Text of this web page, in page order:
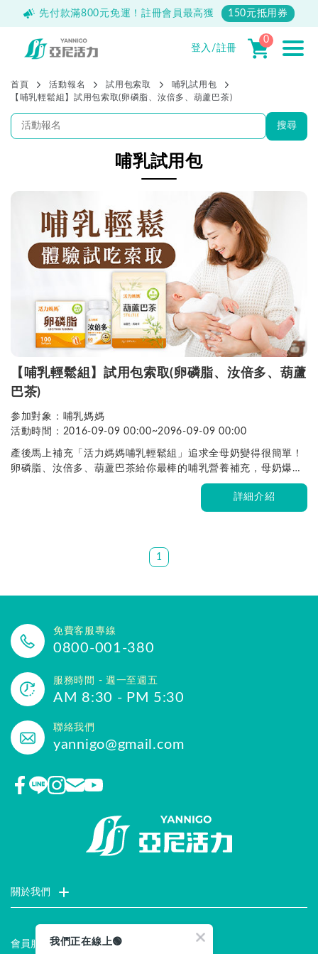
先付款滿800元免運！註冊會員最高獲 150元抵用券
登入/註冊
0
首頁 活動報名 試用包索取
哺乳試用包
【哺乳輕鬆組】試用包索取(卵磷脂、汝倍多、葫蘆巴茶)
搜尋
哺乳試用包
【哺乳輕鬆組】試用包索取(卵磷脂、汝倍多、葫蘆
巴茶)
参加對象：哺乳媽媽
活動時間：2016-09-09 00:00~2096-09-09 00:00
產後馬上補充「活力媽媽哺乳輕鬆組」追求全母奶變得很簡單！
卵磷脂、汝倍多、葫蘆巴茶給你最棒的哺乳營養補充，母奶爆庫
詳細介紹
1
免費客服專線
0800-001-380
服務時間 - 週一至週五
AM 8:30 - PM 5:30
聯絡我們
yannigo@gmail.com
關於我們
會員服務我們正在線上🟢